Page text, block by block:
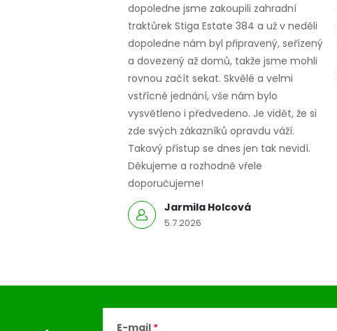
Jarmila Holcová
5.7.2026
dopoledne jsme zakoupili zahradní
traktůrek Stiga Estate 384 a už v neděli
dopoledne nám byl připravený, seřízený
a dovezený až domů, takže jsme mohli
rovnou začít sekat. Skvělé a velmi
vstřícné jednání, vše nám bylo
vysvětleno i předvedeno. Je vidět, že si
zde svých zákazníků opravdu váží.
Takový přístup se dnes jen tak nevidí.
Děkujeme a rozhodně vřele
doporučujeme!
E-mail